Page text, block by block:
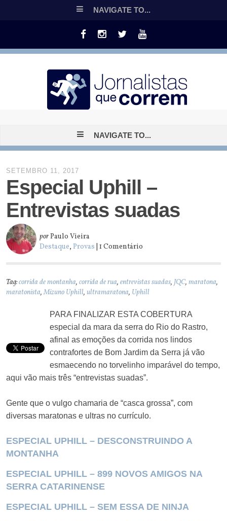
NAVIGATE TO...
NAVIGATE TO...
SETEMBRO 11, 2017
Especial Uphill –
Entrevistas suadas
porPaulo Vieira
Destaque,Provas | 1 Comentário
Tag:corrida de montanha,corrida de rua,entrevistas suadas, JQC,maratona,
maratonista,Mizuno Uphill, ultramaratona, Uphill
PARA FINALIZAR ESTA COBERTURA
especial da mara da serra do Rio do Rastro,
afinal as emoções da corrida nos lindos
contrafortes de Bom Jardim da Serra já vão
esmaecendo no torvelinho imparável do tempo,
aqui vão mais três “entrevistas suadas”.
Gente que o vulgo chamaria de “casca grossa”, com
diversas maratonas e ultras no currículo.
ESPECIAL UPHILL – DESCONSTRUINDO A
MONTANHA
ESPECIAL UPHILL – 899 NOVOS AMIGOS NA
SERRA CATARINENSE
ESPECIAL UPHILL – SEM ESSA DE NINJA